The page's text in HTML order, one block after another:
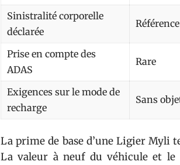
Sinistralité corporelle
déclarée
Prise en compte des
ADAS
Rare
Exigences sur le mode de
recharge
Sans
La prime de base d’une Ligier Myli
La valeur à neuf du véhicule et le